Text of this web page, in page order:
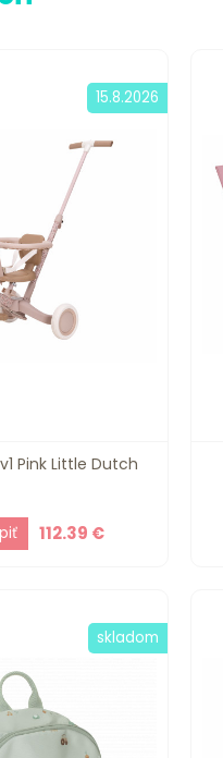
Pink Little Dutch
112.39 €
15.8.2026
skladom